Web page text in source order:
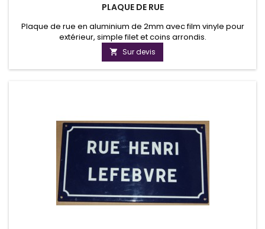
PLAQUE DE RUE
Plaque de rue en aluminium de 2mm avec film vinyle pour
extérieur, simple filet et coins arrondis.
 Sur devis